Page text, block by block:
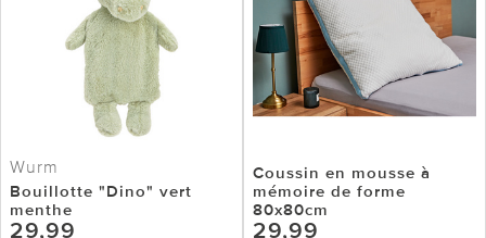
Wurm
Bouillotte "Dino" vert
menthe
29,99
Coussin en mousse à
mémoire de forme
80x80cm
29,99